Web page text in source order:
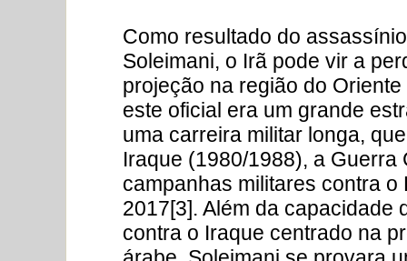
Como resultado do
Soleimani, o Irã pode vir a
projeção na região do
este oficial era um grande
uma carreira militar longa,
Iraque (1980/1988), a
campanhas militares contra
2017[3]. Além da capacidade
contra o Iraque centrado na